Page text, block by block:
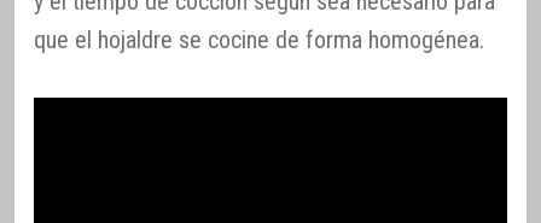
que el hojaldre se cocine de forma homogénea.